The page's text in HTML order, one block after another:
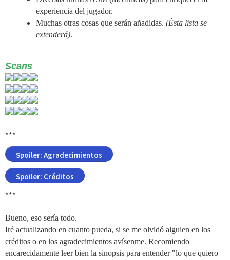
experiencia del jugador.
Muchas otras cosas que serán añadidas. (Ésta lista se
extenderá).
Scans
***
Spoiler: Agradecimientos
Spoiler: Créditos
***
Bueno, eso sería todo.
Iré actualizando en cuanto pueda, si se me olvidó alguien en los
créditos o en los agradecimientos avísenme. Recomiendo
encarecidamente leer bien la sinopsis para entender "lo que quiero